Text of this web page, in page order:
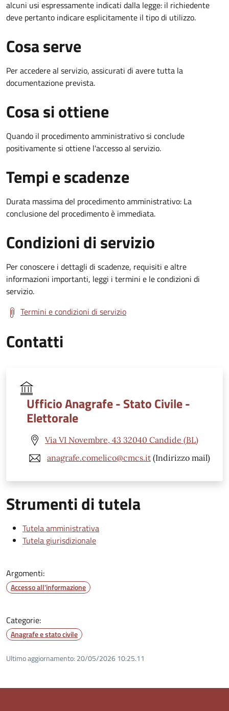
alcuni usi espressamente indicati dalla legge: il richiedente
deve pertanto indicare esplicitamente il tipo di utilizzo.
Cosa serve
Per accedere al servizio, assicurati di avere tutta la
documentazione prevista.
Cosa si ottiene
Quando il procedimento amministrativo si conclude
positivamente si ottiene l'accesso al servizio.
Tempi e scadenze
Durata massima del procedimento amministrativo: La
conclusione del procedimento è immediata.
Condizioni di servizio
Per conoscere i dettagli di scadenze, requisiti e altre
informazioni importanti, leggi i termini e le condizioni di
servizio.
Termini e condizioni di servizio
Contatti
Ufficio Anagrafe - Stato Civile -
Elettorale
Via VI Novembre, 43 32040 Candide (BL)
anagrafe.comelico@cmcs.it (Indirizzo mail)
Strumenti di tutela
Tutela amministrativa
Tutela giurisdizionale
Argomenti:
Accesso all'informazione
Categorie:
Anagrafe e stato civile
Ultimo aggiornamento: 20/05/2026 10:25.11